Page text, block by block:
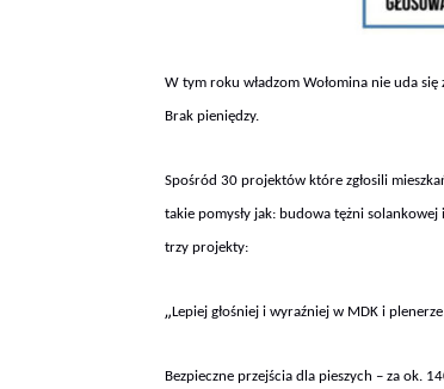
W tym roku władzom Wołomina nie uda
Brak pieniędzy.
Spośród 30 projektów które zgłosili
takie pomysły jak: budowa tężni
trzy projekty:
„ Lepiej głośniej i wyraźniej w MDK i
Bezpieczne przejścia dla pieszych – za ok.